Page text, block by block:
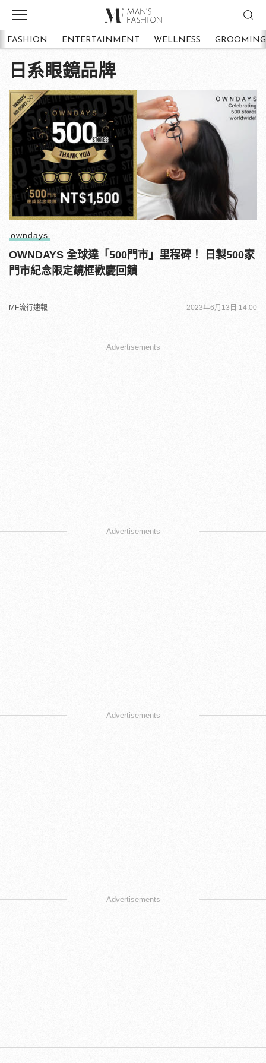
FASHION ENTERTAINMENT WELLNESS GROOMING
日系眼鏡品牌
owndays
OWNDAYS 全球達「500門市」里程碑！ 日製500家
門市紀念限定鏡框歡慶回饋
MF流行速報 2023年6月13日 14:00
Advertisements
Advertisements
Advertisements
Advertisements